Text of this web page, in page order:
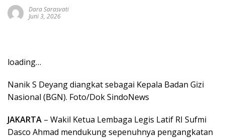
Dara Sarasvati
Juni 3, 2026
loading…
Nanik S Deyang diangkat sebagai Kepala Badan Gizi
Nasional (BGN). Foto/Dok SindoNews
JAKARTA – Wakil Ketua Lembaga Legis Latif RI Sufmi
Dasco Ahmad mendukung sepenuhnya pengangkatan